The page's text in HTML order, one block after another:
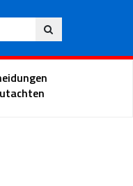
Deu